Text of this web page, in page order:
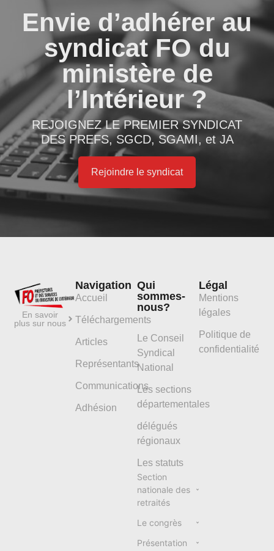
Envie d’adhérer au
syndicat FO du
ministère de
l’Intérieur ?
REJOIGNEZ LE PREMIER SYNDICAT
DES PREFS, SGCD, SGAMI, et JA
Rejoindre le syndicat
En savoir
plus sur nous
Navigation
Accueil
Téléchargements
Articles
Représentants
Communications
Adhésion
Qui
sommes-
nous?
Le Conseil
Syndical
National
Les sections
départementales
délégués
régionaux
Les statuts
Section
nationale des
retraités
Le congrès
Présentation
Légal
Mentions
légales
Politique de
confidentialité